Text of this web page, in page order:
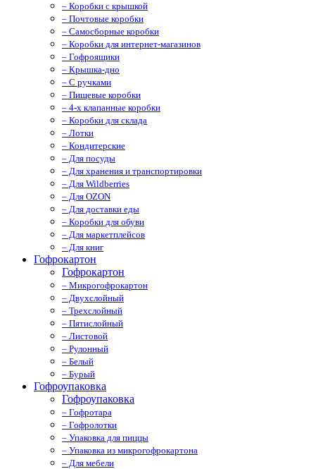
– Коробки с крышкой
– Почтовые коробки
– Самосборные коробки
– Коробки для интернет-магазинов
– Гофроящики
– Крышка-дно
– С ручками
– Пищевые коробки
– 4-х клапанные коробки
– Коробки для склада
– Лотки
– Кондитерские
– Для посуды
– Для хранения и транспортировки
– Для Wildberries
– Для OZON
– Для доставки еды
– Коробки для обуви
– Для маркетплейсов
– Для книг
Гофрокартон
Гофрокартон
– Микрогофрокартон
– Двухслойный
– Трехслойный
– Пятислойный
– Листовой
– Рулонный
– Белый
– Бурый
Гофроупаковка
Гофроупаковка
– Гофротара
– Гофролотки
– Упаковка для пиццы
– Упаковка из микрогофрокартона
– Для мебели